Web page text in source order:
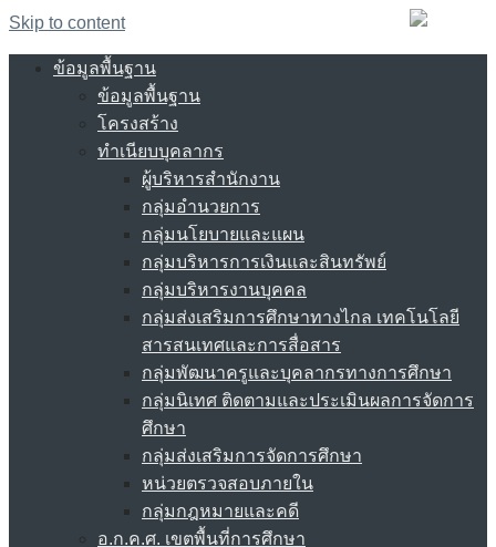
Skip to content
ข้อมูลพื้นฐาน
ข้อมูลพื้นฐาน
โครงสร้าง
ทำเนียบบุคลากร
ผู้บริหารสำนักงาน
กลุ่มอำนวยการ
กลุ่มนโยบายและแผน
กลุ่มบริหารการเงินและสินทรัพย์
กลุ่มบริหารงานบุคคล
กลุ่มส่งเสริมการศึกษาทางไกล เทคโนโลยี
สารสนเทศและการสื่อสาร
กลุ่มพัฒนาครูและบุคลากรทางการศึกษา
กลุ่มนิเทศ ติดตามและประเมินผลการจัดการ
ศึกษา
กลุ่มส่งเสริมการจัดการศึกษา
หน่วยตรวจสอบภายใน
กลุ่มกฎหมายและคดี
อ.ก.ค.ศ. เขตพื้นที่การศึกษา